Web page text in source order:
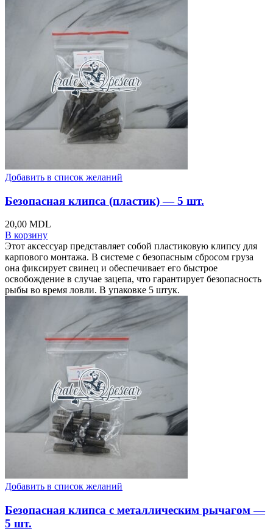
Добавить в список желаний
Безопасная клипса (пластик) — 5 шт.
20,00 MDL
В корзину
Этот аксессуар представляет собой пластиковую клипсу для
карпового монтажа. В системе с безопасным сбросом груза
она фиксирует свинец и обеспечивает его быстрое
освобождение в случае зацепа, что гарантирует безопасность
рыбы во время ловли. В упаковке 5 штук.
Добавить в список желаний
Безопасная клипса с металлическим рычагом —
5 шт.